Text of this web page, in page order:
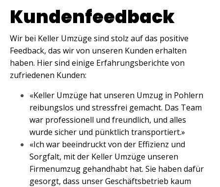
Kundenfeedback
Wir bei Keller Umzüge sind stolz auf das positive
Feedback, das wir von unseren Kunden erhalten
haben. Hier sind einige Erfahrungsberichte von
zufriedenen Kunden:
«Keller Umzüge hat unseren Umzug in Pohlern
reibungslos und stressfrei gemacht. Das Team
war professionell und freundlich, und alles
wurde sicher und pünktlich transportiert.»
«Ich war beeindruckt von der Effizienz und
Sorgfalt, mit der Keller Umzüge unseren
Firmenumzug gehandhabt hat. Sie haben dafür
gesorgt, dass unser Geschäftsbetrieb kaum